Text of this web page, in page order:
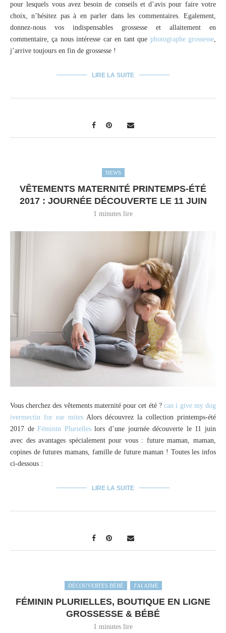
pour lesquels vous avez besoin de conseils et d’avis pour faire votre
choix, n’hésitez pas à en parler dans les commentaires. Egalement,
donnez-nous vos indispensables grossesse et allaitement en
commentaire, ça nous intéresse car en tant que photographe grossesse,
j’arrive toujours en fin de grossesse !
LIRE LA SUITE
NEWS
VÊTEMENTS MATERNITÉ PRINTEMPS-ÉTÉ
2017 : JOURNÉE DÉCOUVERTE LE 11 JUIN
1 minutes lire
Vous cherchez des vêtements maternité pour cet été ?can i give my dog
ivermectin for ear mitesAlors découvrez la collection printemps-été
2017 deFéminin Plurielleslors d’une journée découverte le 11 juin
avec des avantages spécialement pour vous : future maman, maman,
copines de futures mamans, famille de future maman ! Toutes les infos
ci-dessous :
LIRE LA SUITE
DÉCOUVERTES BÉBÉ J'AI AIMÉ
FÉMININ PLURIELLES, BOUTIQUE EN LIGNE
GROSSESSE & BÉBÉ
1 minutes lire